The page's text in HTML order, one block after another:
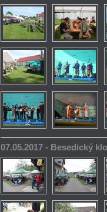
07.05.2017 - Besedický